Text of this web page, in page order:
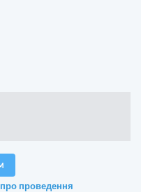
проведення